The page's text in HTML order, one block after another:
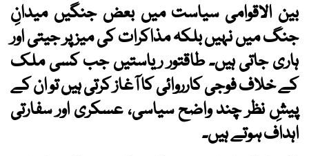
بین الاقوامی سیاست میں بعض جنگیں میدانِ
جنگ میں نہیں بلکہ مذاکرات کی میز پر جیتی اور
ہاری جاتی ہیں۔ طاقتور ریاستیں جب کسی ملک
کے خلاف فوجی کارروائی کا آغاز کرتی ہیں تو ان کے
پیشِ نظر چند واضح سیاسی، عسکری اور سفارتی
اہداف ہوتے ہیں۔